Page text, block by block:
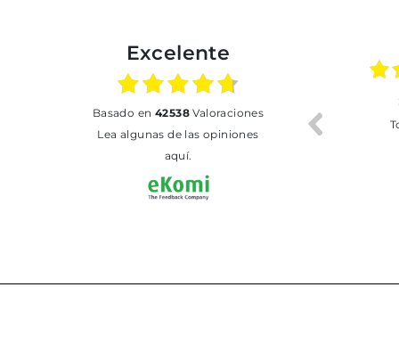
Excelente
basado en 42538Valoraciones
Lea algunas de las opiniones
aquí.